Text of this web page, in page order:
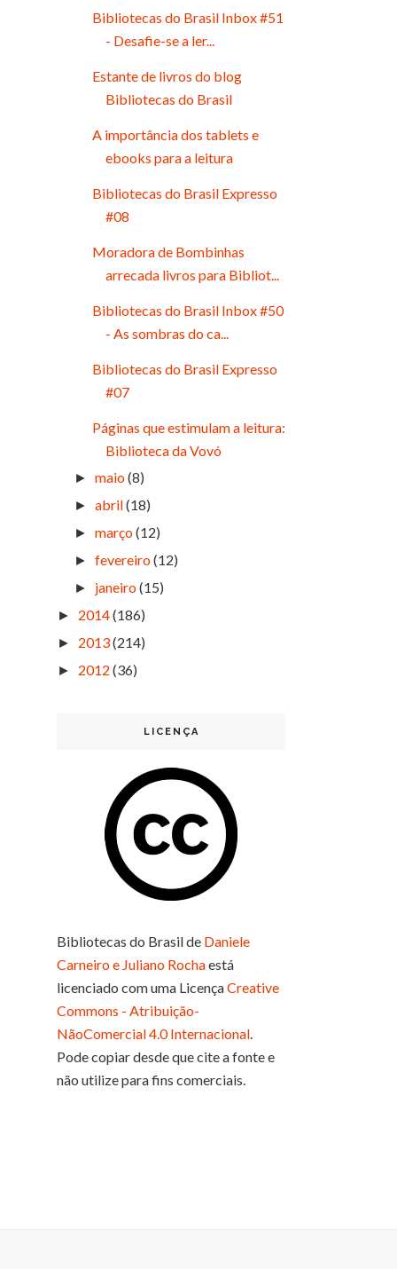
Bibliotecas do Brasil Inbox #51
- Desafie-se a ler...
Estante de livros do blog
Bibliotecas do Brasil
A importância dos tablets e
ebooks para a leitura
Bibliotecas do Brasil Expresso
#08
Moradora de Bombinhas
arrecada livros para Bibliot...
Bibliotecas do Brasil Inbox #50
- As sombras do ca...
Bibliotecas do Brasil Expresso
#07
Páginas que estimulam a leitura:
Biblioteca da Vovó
►maio(8)
►abril(18)
►março(12)
►fevereiro(12)
► janeiro(15)
► 2014(186)
► 2013(214)
► 2012 (36)
LICENÇA
Bibliotecas do Brasilde Daniele
Carneiro e Juliano Rochaestá
licenciado com uma LicençaCreative
Commons - Atribuição-
NãoComercial 4.0 Internacional.
Pode copiar desde que cite a fonte e
não utilize para fins comerciais.